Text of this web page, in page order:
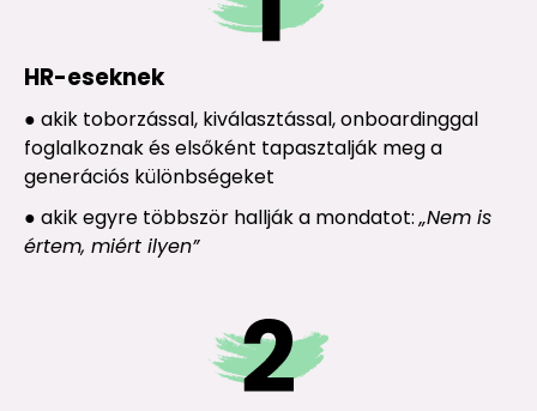
HR-eseknek
● akik toborzással, kiválasztással, onboardinggal
foglalkoznak és elsőként tapasztalják meg a
generációs különbségeket
● akik egyre többször hallják a mondatot:„Nem is
értem, miért ilyen”